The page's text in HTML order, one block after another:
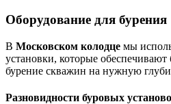
Оборудование для бурения
В Московском колодце мы
установки, которые
бурение скважин на нужную
Разновидности буровых